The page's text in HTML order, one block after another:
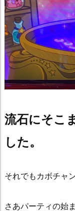
流石にそこ
した。
それでもカボチャ
さあパーティの始